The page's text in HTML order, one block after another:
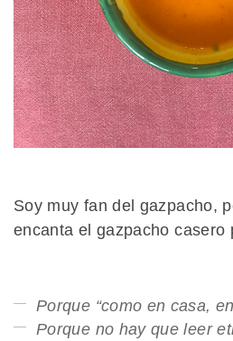
Soy muy fan del gazpacho,
encanta el gazpacho
Porque “como en casa,
Porque no hay que leer